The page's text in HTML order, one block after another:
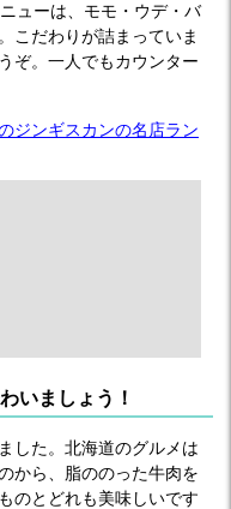
ューは、モモ・ウデ・バ
こだわりが詰まっていま
ぞ。一人でもカウンター
ジンギスカンの名店ラン
いましょう！
した。北海道のグルメは
から、脂ののった牛肉を
のとどれも美味しいです